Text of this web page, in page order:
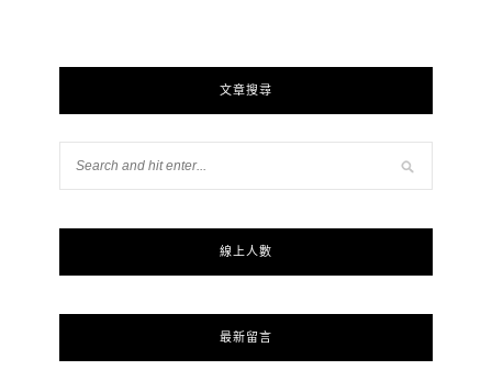
文章搜尋
線上人數
最新留言